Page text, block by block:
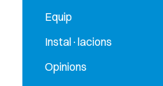
Equip
Instal·lacions
Opinions